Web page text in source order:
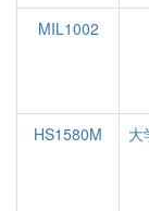
MIL1002
HS1580M
大